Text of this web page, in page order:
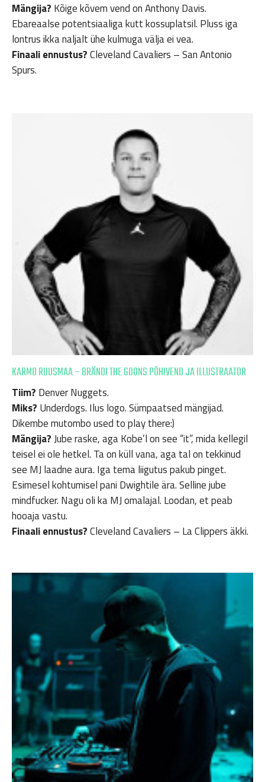
Mängija? Kõige kõvem vend on Anthony Davis.
Ebareaalse potentsiaaliga kutt kossuplatsil. Pluss iga
lontrus ikka naljalt ühe kulmuga välja ei vea.
Finaali ennustus?Cleveland Cavaliers – San Antonio
Spurs.
KARMO RUUSMAA – BRÄNDI THE GOONS PÕHIVEND JA ILLUSTRAATOR
Tiim? Denver Nuggets.
Miks? Underdogs. Ilus logo. Sümpaatsed mängijad.
Dikembe mutombo used to play there:)
Mängija?Jube raske, aga Kobe’l on see “it”, mida kellegil
teisel ei ole hetkel. Ta on küll vana, aga tal on tekkinud
see MJ laadne aura. Iga tema liigutus pakub pinget.
Esimesel kohtumisel pani Dwightile ära. Selline jube
mindfucker. Nagu oli ka MJ omalajal. Loodan, et peab
hooaja vastu.
Finaali ennustus?Cleveland Cavaliers – La Clippers äkki.